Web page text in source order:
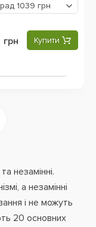
1039 грн
грн Купити
незамінні.
а незамінні
і не можуть
20 основних